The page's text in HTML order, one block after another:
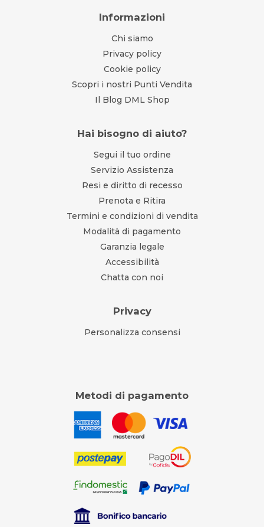
Informazioni
Chi siamo
Privacy policy
Cookie policy
Scopri i nostri Punti Vendita
Il Blog DML Shop
Hai bisogno di aiuto?
Segui il tuo ordine
Servizio Assistenza
Resi e diritto di recesso
Prenota e Ritira
Termini e condizioni di vendita
Modalità di pagamento
Garanzia legale
Accessibilità
Chatta con noi
Privacy
Personalizza consensi
Metodi di pagamento